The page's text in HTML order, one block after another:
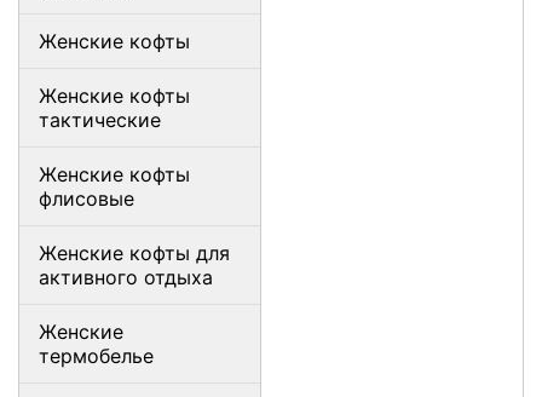
Женские кофты
Женские кофты
тактические
Женские кофты
флисовые
Женские кофты для
активного отдыха
Женские
термобелье